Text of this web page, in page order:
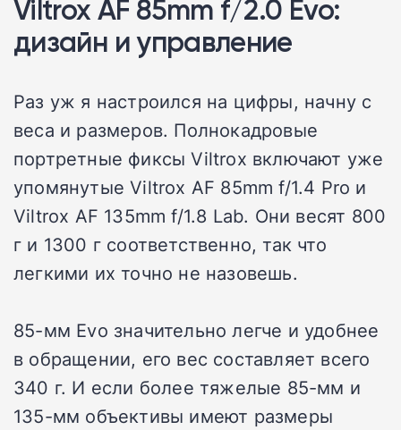
Viltrox AF 85mm f/2.0 Evo:
дизайн и управление
Раз уж я настроился на цифры, начну с
веса и размеров. Полнокадровые
портретные фиксы Viltrox включают уже
упомянутые Viltrox AF 85mm f/1.4 Pro и
Viltrox AF 135mm f/1.8 Lab. Они весят 800
г и 1300 г соответственно, так что
легкими их точно не назовешь.
85-мм Evo значительно легче и удобнее
в обращении, его вес составляет всего
340 г. И если более тяжелые 85-мм и
135-мм объективы имеют размеры